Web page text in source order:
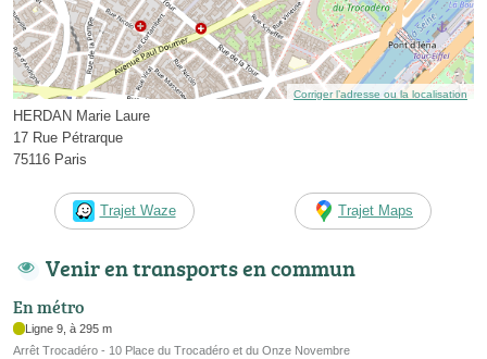
Corriger l’adresse ou la localisation
HERDAN Marie Laure
17 Rue Pétrarque
75116 Paris
Trajet Waze Trajet Maps
Venir en transports en commun
En métro
Ligne 9, à 295 m
Arrêt Trocadéro - 10 Place du Trocadéro et du Onze Novembre